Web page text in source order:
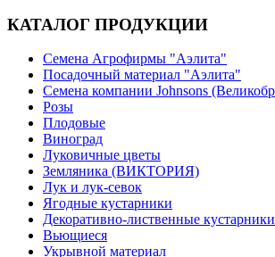
КАТАЛОГ ПРОДУКЦИИ
Семена Агрофирмы "Аэлита"
Посадочный материал "Аэлита"
Семена компании Johnsons
Розы
Плодовые
Виноград
Луковичные цветы
Земляника (ВИКТОРИЯ)
Лук и лук-севок
Ягодные кустарники
Декоративно-лиственные кустарники
Вьющиеся
Укрывной материал